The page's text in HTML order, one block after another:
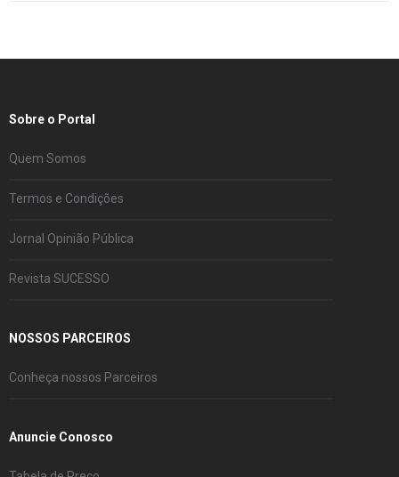
Sobre o Portal
Quem Somos
Termos e Condições
Jornal Opinião Pública
Revista SUCESSO
NOSSOS PARCEIROS
Conheça nossos Parceiros
Anuncie Conosco